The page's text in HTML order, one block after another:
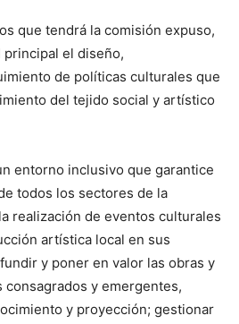
que tendrá la comisión expuso,
principal el diseño,
de políticas culturales que
del tejido social y artístico
entorno inclusivo que garantice
todos los sectores de la
realización de eventos culturales
artística local en sus
y poner en valor las obras y
y emergentes,
y proyección; gestionar